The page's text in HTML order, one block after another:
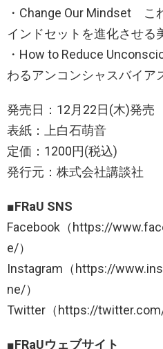
・Change Our Mindset こ
インドセットを進化させる
・How to Reduce
わるアンコンシャスバイア
発売日：12月22日(木)発売
表紙：上白石萌音
定価：1200円(税込)
発行元：株式会社講談社
■FRaU SNS
Facebook（https://
e/）
Instagram（https://
ne/）
Twitter（https://
■FRaUウェブサイト